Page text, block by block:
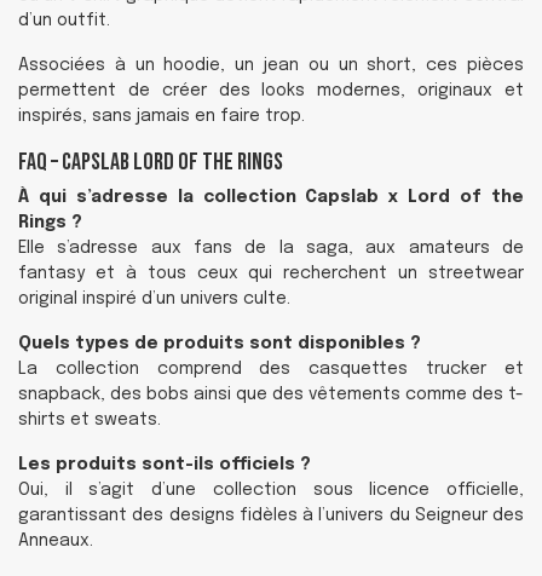
d’un outfit.
Associées à un hoodie, un jean ou un short, ces pièces
permettent de créer des looks modernes, originaux et
inspirés, sans jamais en faire trop.
FAQ – Capslab Lord of the Rings
À qui s’adresse la collection Capslab x Lord of the
Rings ?
Elle s’adresse aux fans de la saga, aux amateurs de
fantasy et à tous ceux qui recherchent un streetwear
original inspiré d’un univers culte.
Quels types de produits sont disponibles ?
La collection comprend des casquettes trucker et
snapback, des bobs ainsi que des vêtements comme des t-
shirts et sweats.
Les produits sont-ils officiels ?
Oui, il s’agit d’une collection sous licence officielle,
garantissant des designs fidèles à l’univers du Seigneur des
Anneaux.